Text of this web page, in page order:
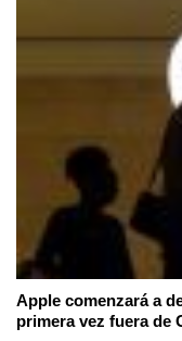
Apple comenzará a
primera vez fuera de